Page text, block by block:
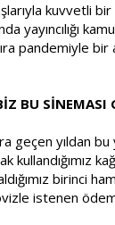
yayıncılığı
pandemiyle
BU SİNEMASI
geçen yıldan
kullandığımız
birinci
istenen